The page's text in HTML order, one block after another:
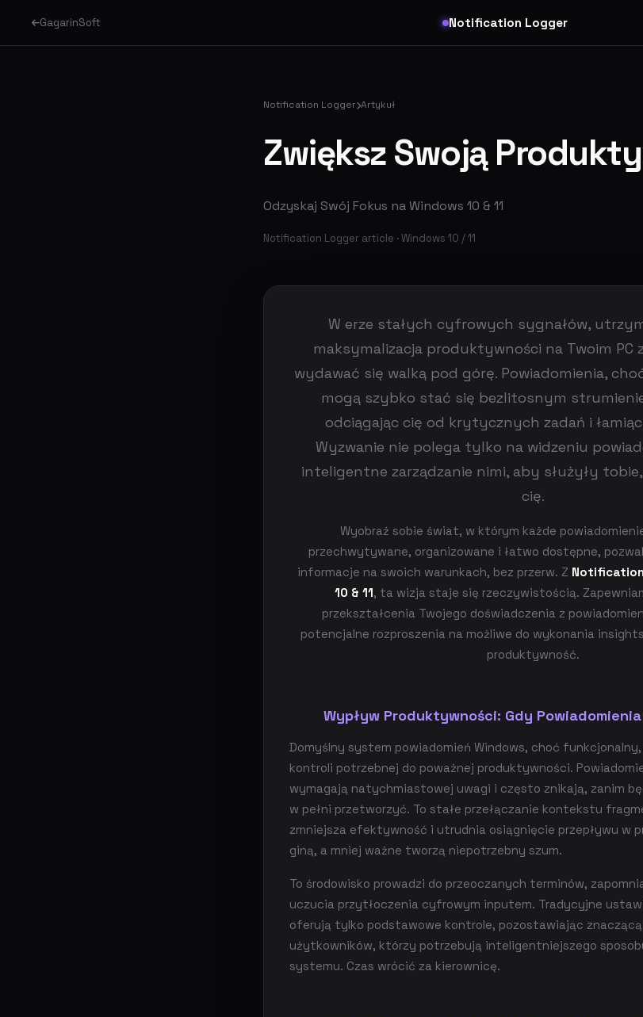
GagarinSoft Notification Logger
Notification Logger Artykuł
Zwiększ Swoją
Odzyskaj Swój Fokus na Windows 10 & 11
Notification Logger article · Windows 10 / 11
W erze stałych cyfrowych sygnałów,
maksymalizacja produktywności na Twoim PC
wydawać się walką pod górę. Powiadomienia,
mogą szybko stać się bezlitosnym
odciągając cię od krytycznych zadań i
Wyzwanie nie polega tylko na widzeniu
inteligentne zarządzanie nimi, aby służyły
cię.
Wyobraź sobie świat, w którym każde
przechwytywane, organizowane i łatwo dostępne,
informacje na swoich warunkach, bez przerw. Z
10 & 11, ta wizja staje się rzeczywistością.
przekształcenia Twojego doświadczenia z
potencjalne rozproszenia na możliwe do wykonania
produktywność.
Wypływ Produktywności: Gdy
Domyślny system powiadomień Windows, choć
kontroli potrzebnej do poważnej produktywności.
wymagają natychmiastowej uwagi i często znikają, zanim
w pełni przetworzyć. To stałe przełączanie kontekstu
zmniejsza efektywność i utrudnia osiągnięcie przepływu w
giną, a mniej ważne tworzą niepotrzebny szum.
To środowisko prowadzi do przeoczanych terminów,
uczucia przytłoczenia cyfrowym inputem. Tradycyjne
oferują tylko podstawowe kontrole, pozostawiając znaczącą
użytkowników, którzy potrzebują inteligentniejszego
systemu. Czas wrócić za kierownicę.